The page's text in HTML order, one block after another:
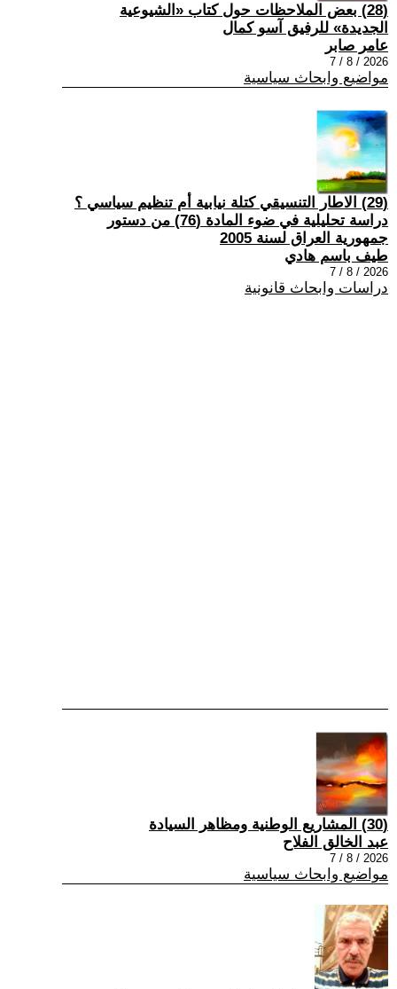
(28) بعض الملاحظات حول كتاب «الشيوعية
الجديدة» للرفيق آسو كمال
عامر صابر
2026 / 8 / 7
مواضيع وابحاث سياسية
(29) الاطار التنسيقي كتلة نيابية أم تنظيم سياسي ؟
دراسة تحليلية في ضوء المادة (76) من دستور
جمهورية العراق لسنة 2005
طيف باسم هادي
2026 / 8 / 7
دراسات وابحاث قانونية
(30) المشاريع الوطنية ومظاهر السيادة
عبد الخالق الفلاح
2026 / 8 / 7
مواضيع وابحاث سياسية